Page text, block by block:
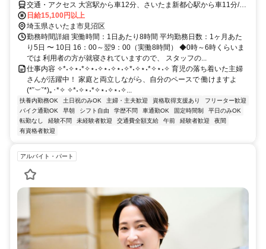
交通・アクセス 大宮駅から車12分、さいたま新都心駅から車11分/車
通勤OK
日給15,100円以上
埼玉県さいたま市見沼区
勤務時間詳細 実働時間：1日あたり8時間 平均勤務日数：1ヶ月あた
り5日 〜 10日 16：00～翌9：00（実働8時間） ◆0時～6時くらいま
では 利用者の方が就寝されていますので、 スタッフの...
仕事内容 ✧*˖✧⋆˖*✧⋆˖✧⋆˖✧⋆˖✧*˖✧⋆˖*✧⋆˖✧ 育児の落ち着いた主婦
さんが活躍中！ 家庭と両立しながら、自分のペースで 働けますよ
(*˘︶˘*)｡･*✧ ✧*˖✧⋆˖*✧⋆˖✧⋆˖✧...
扶養内勤務OK 土日祝のみOK 主婦・主夫歓迎 資格取得支援あり
フリーター歓迎
バイク通勤OK
早朝 シフト自由 学歴不問 車通勤OK 固定時間制
平日のみOK
転勤なし
経験不問 未経験者歓迎 交通費全額支給 午前 経験者歓迎
夜間
有資格者歓迎
アルバイト・パート